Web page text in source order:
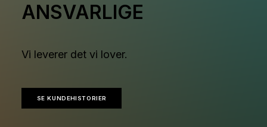
ANSVARLIGE
Vi leverer det vi lover.
SE KUNDEHISTORIER